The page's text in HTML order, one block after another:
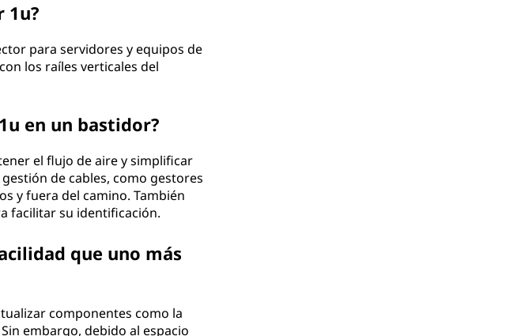
1u?
para servidores y equipos de
los raíles verticales del
en un bastidor?
el flujo de aire y simplificar
de cables, como gestores
y fuera del camino. También
facilitar su identificación.
que uno más
componentes como la
embargo, debido al espacio